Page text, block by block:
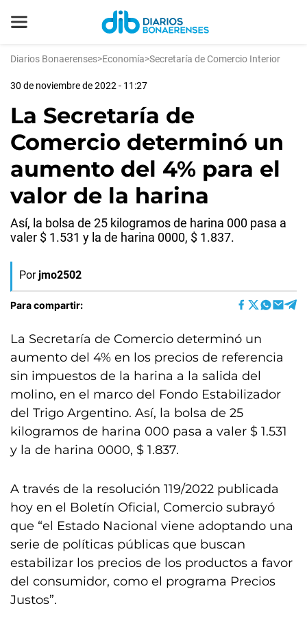
Diarios Bonaerenses>Economía>Secretaría de Comercio Interior
30 de noviembre de 2022 - 11:27
La Secretaría de
Comercio determinó un
aumento del 4% para el
valor de la harina
Así, la bolsa de 25 kilogramos de harina 000 pasa a
valer $ 1.531 y la de harina 0000, $ 1.837.
Por jmo2502
Para compartir:
La Secretaría de Comercio determinó un
aumento del 4% en los precios de referencia
sin impuestos de la harina a la salida del
molino, en el marco del Fondo Estabilizador
del Trigo Argentino. Así, la bolsa de 25
kilogramos de harina 000 pasa a valer $ 1.531
y la de harina 0000, $ 1.837.
A través de la resolución 119/2022 publicada
hoy en el Boletín Oficial, Comercio subrayó
que “el Estado Nacional viene adoptando una
serie de políticas públicas que buscan
estabilizar los precios de los productos a favor
del consumidor, como el programa Precios
Justos”.